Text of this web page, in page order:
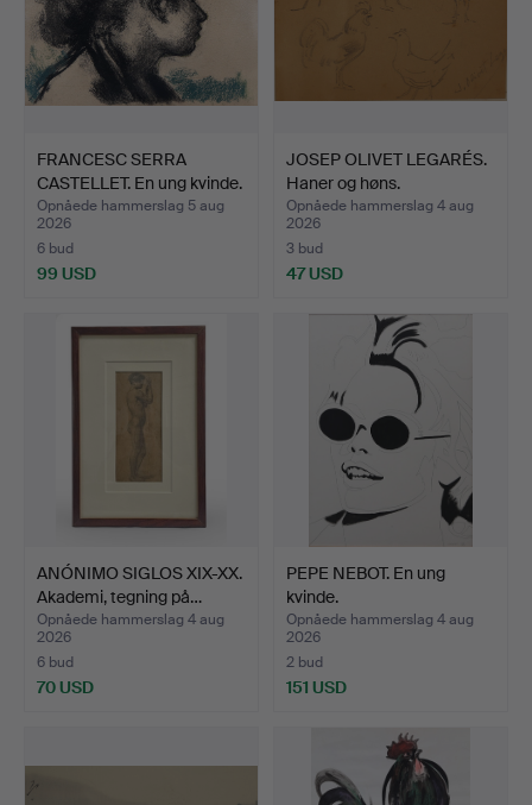
FRANCESC SERRA
CASTELLET. En ung kvinde.
Opnåede hammerslag 5 aug
2026
6 bud
99 USD
JOSEP OLIVET LEGARÉS.
Haner og høns.
Opnåede hammerslag 4 aug
2026
3 bud
47 USD
ANÓNIMO SIGLOS XIX-XX.
Akademi, tegning på…
Opnåede hammerslag 4 aug
2026
6 bud
70 USD
PEPE NEBOT. En ung
kvinde.
Opnåede hammerslag 4 aug
2026
2 bud
151 USD